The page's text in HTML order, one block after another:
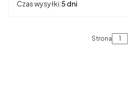
Czas wysyłki:5 dni
Strona